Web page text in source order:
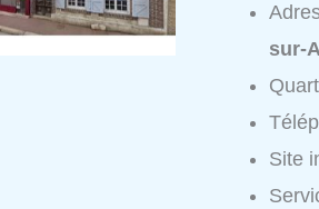
sur-
Site